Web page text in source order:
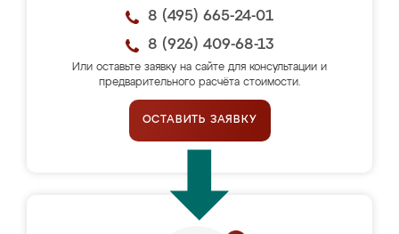
8 (495) 665-24-01
8 (926) 409-68-13
Или оставьте заявку на сайте для консультации и
предварительного расчёта стоимости.
ОСТАВИТЬ ЗАЯВКУ